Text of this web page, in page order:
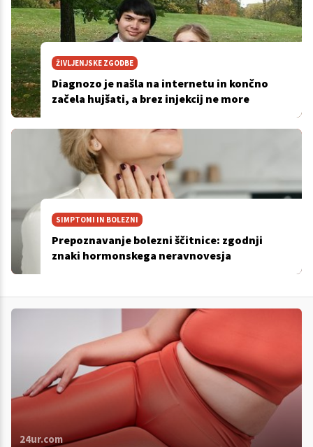
ŽIVLJENJSKE ZGODBE
Diagnozo je našla na internetu in končno
začela hujšati, a brez injekcij ne more
SIMPTOMI IN BOLEZNI
Prepoznavanje bolezni ščitnice: zgodnji
znaki hormonskega neravnovesja
24ur.com